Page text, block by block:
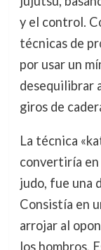
y el control.
técnicas de
por usar un
desequilibrar
giros de
La técnica
convertiría en
judo, fue una
Consistía en
arrojar al
los hombros.